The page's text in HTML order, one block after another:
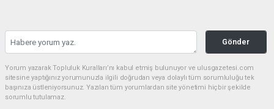
Gönder
Yorum yazarak Topluluk Kuralları’nı kabul etmiş bulunuyor ve ulusgazetesi.com
sitesine yaptığınız yorumunuzla ilgili doğrudan veya dolaylı tüm sorumluluğu tek
başınıza üstleniyorsunuz. Yazılan tüm yorumlardan site yönetimi hiçbir şekilde
sorumlu tutulamaz.